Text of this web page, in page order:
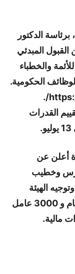
برئاسة الدكتور
المبدئي
لخوض مسابقة التوظيف لعام 2023 للأئمة والخطباء
الحكومية.
القدرات
أعلن عن
ومدرس وخطيب
الهيئة
بإجراء مسابقة لشغل مناصب 3000 إمام و 3000 عامل